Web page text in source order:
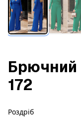
Брючний
172
Роздріб